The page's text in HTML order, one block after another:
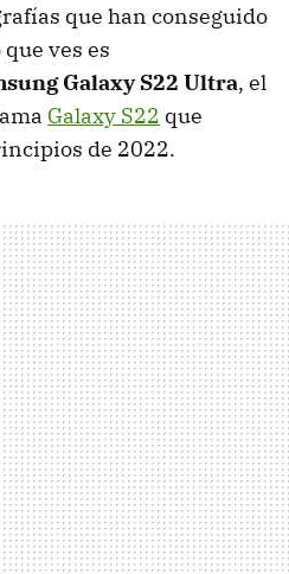
que han conseguido
que ves es
Galaxy S22 Ultra, el
Galaxy S22 que
de 2022.